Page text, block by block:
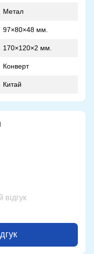
Метал
97×80×48 мм.
170×120×2 мм.
Конверт
Китай